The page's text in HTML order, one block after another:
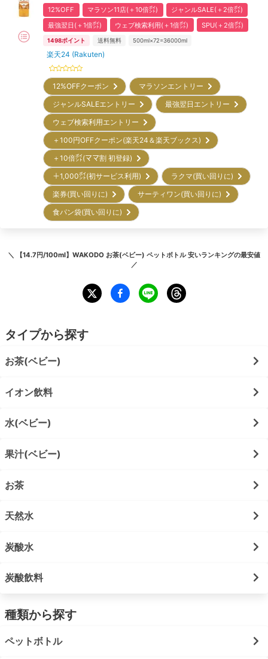
12%OFF マラソン11店(＋10倍㌽)
ジャンルSALE(＋2倍㌽)
最強翌日(＋1倍㌽)
ウェブ検索利用(＋1倍㌽) SPU(＋2倍㌽)
1498ポイント 送料無料 500ml×72=36000ml
楽天24 (Rakuten)
12%OFFクーポン
マラソンエントリー
ジャンルSALEエントリー
最強翌日エントリー
ウェブ検索利用エントリー
＋100円OFFクーポン(楽天24＆楽天ブックス)
＋10倍㌽(ママ割 初登録)
＋1,000㌽(初サービス利用)
ラクマ(買い回りに)
楽券(買い回りに)
サーティワン(買い回りに)
食パン袋(買い回りに)
＼ 【14.7円/100ml】WAKODO お茶(ベビー) ペットボトル 安いランキングの最安値
／
タイプから探す
お茶(ベビー)
イオン飲料
水(ベビー)
果汁(ベビー)
お茶
天然水
炭酸水
炭酸飲料
種類から探す
ペットボトル